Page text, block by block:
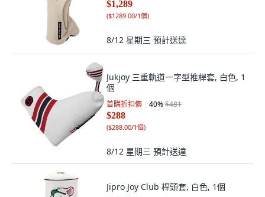
$1,289
($1289.00/1個)
8/12 星期三 預計送達
Jukjoy 三重軌道一字型推桿套, 白色, 1
個
首購折扣價 40%$481
$288
($288.00/1個)
8/12 星期三 預計送達
Jipro Joy Club 桿頭套, 白色, 1個